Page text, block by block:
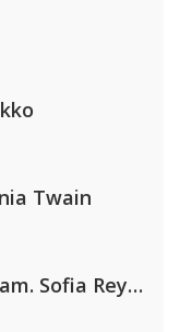
Twain
Kris Kross Amsterdam. Sofia Reyes & Tinie Tempah